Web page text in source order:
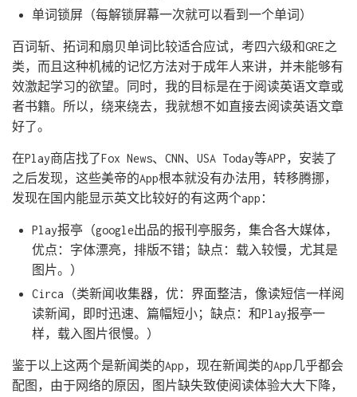
单词锁屏（每解锁屏幕一次就可以看到一个单词）
百词斩、拓词和扇贝单词比较适合应试，考四六级和GRE之
类，而且这种机械的记忆方法对于成年人来讲，并未能够有
效激起学习的欲望。同时，我的目标是在于阅读英语文章或
者书籍。所以，绕来绕去，我就想不如直接去阅读英语文章
好了。
在Play商店找了Fox News、CNN、USA Today等APP，安装了
之后发现，这些美帝的App根本就没有办法用，转移腾挪，
发现在国内能显示英文比较好的有这两个app：
Play报亭（google出品的报刊亭服务，集合各大媒体，
优点：字体漂亮，排版不错；缺点：载入较慢，尤其是
图片。）
Circa（类新闻收集器，优：界面整洁，像读短信一样阅
读新闻，即时迅速、篇幅短小；缺点：和Play报亭一
样，载入图片很慢。）
鉴于以上这两个是新闻类的App，现在新闻类的App几乎都会
配图，由于网络的原因，图片缺失致使阅读体验大大下降，